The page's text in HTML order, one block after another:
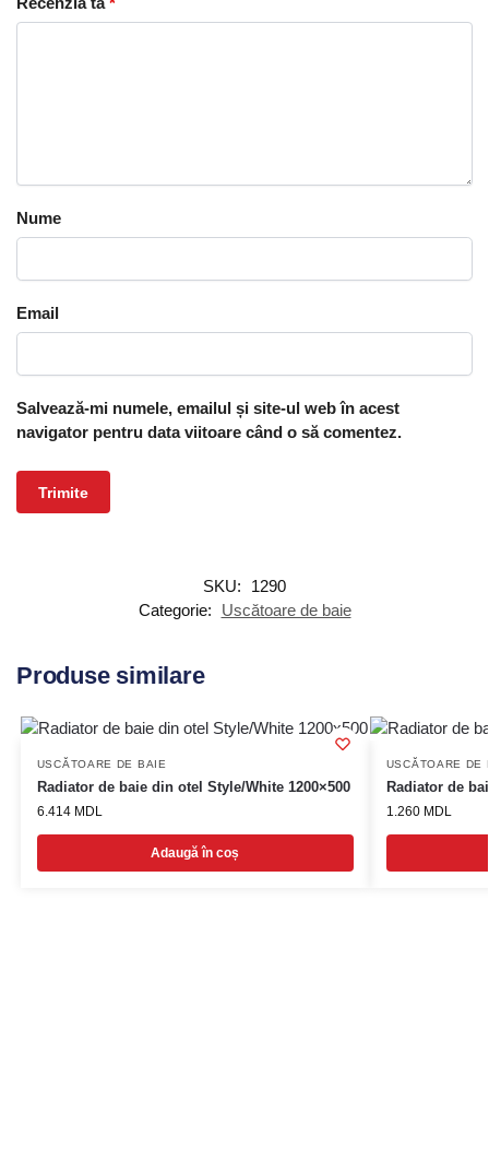
Nume
Email
Salvează-mi numele, emailul și site-ul web în acest
navigator pentru data viitoare când o să comentez.
SKU:
1290
Categorie:
Uscătoare de baie
Produse similare
USCĂTOARE DE BAIE
Radiator de baie din otel Style/White 1200×500
6.414 MDL
Adaugă în coș
USCĂTOARE DE
Radiator de
1.260 MDL